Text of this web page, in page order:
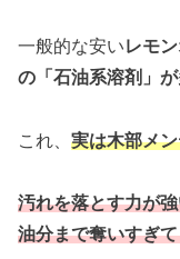
一般的な安いレモ
の「石油系溶剤」
これ、 実は木部メ
汚れを落とす力が
油分まで奪いすぎ